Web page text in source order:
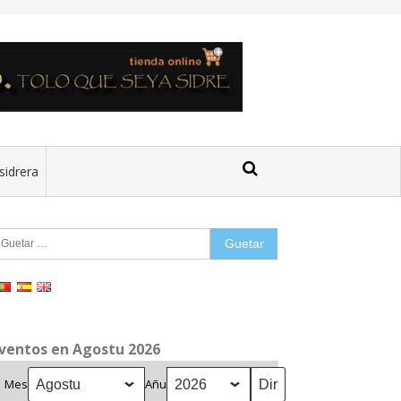
en Agostu 2026
Mes Añu